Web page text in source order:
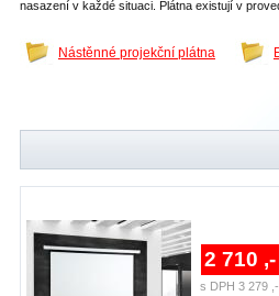
nasazení v každé situaci. Plátna existují v
Nástěnné projekční plátna
2 710 ,-
s DPH 3 279 ,-